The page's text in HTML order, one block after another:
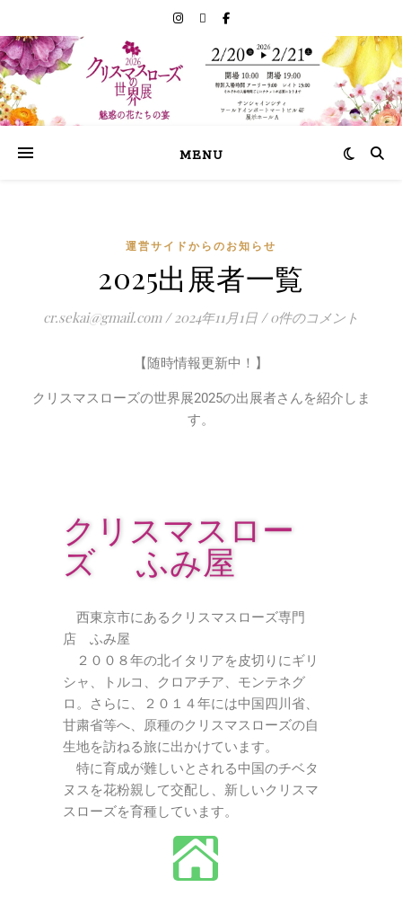
MENU
運営サイドからのお知らせ
2025出展者一覧
cr.sekai@gmail.com / 2024年11月1日 / 0件のコメント
【随時情報更新中！】
クリスマスローズの世界展2025の出展者さんを紹介しま
す。
クリスマスロー
ズ ふみ屋
西東京市にあるクリスマスローズ専門
店 ふみ屋
２００８年の北イタリアを皮切りにギリ
シャ、トルコ、クロアチア、モンテネグ
ロ。さらに、２０１４年には中国四川省、
甘粛省等へ、原種のクリスマスローズの自
生地を訪ねる旅に出かけています。
特に育成が難しいとされる中国のチベタ
ヌスを花粉親して交配し、新しいクリスマ
スローズを育種しています。